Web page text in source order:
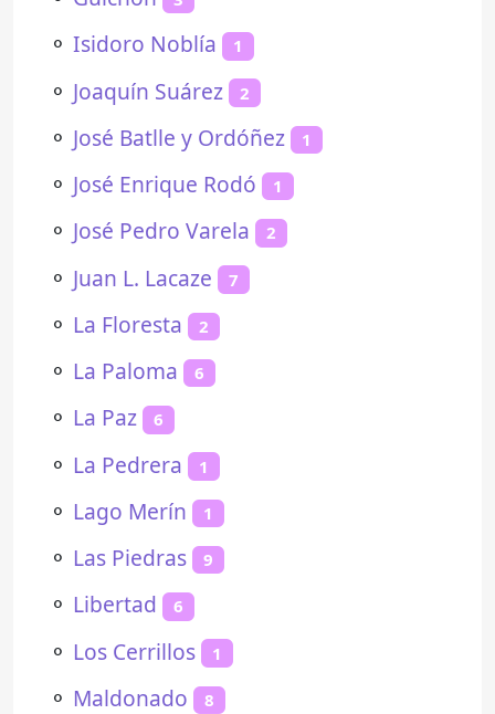
⚬ Isidoro Noblía 1
⚬ Joaquín Suárez 2
⚬ José Batlle y Ordóñez 1
⚬ José Enrique Rodó 1
⚬ José Pedro Varela 2
⚬ Juan L. Lacaze 7
⚬ La Floresta 2
⚬ La Paloma 6
⚬ La Paz 6
⚬ La Pedrera 1
⚬ Lago Merín 1
⚬ Las Piedras 9
⚬ Libertad 6
⚬ Los Cerrillos 1
⚬ Maldonado 8